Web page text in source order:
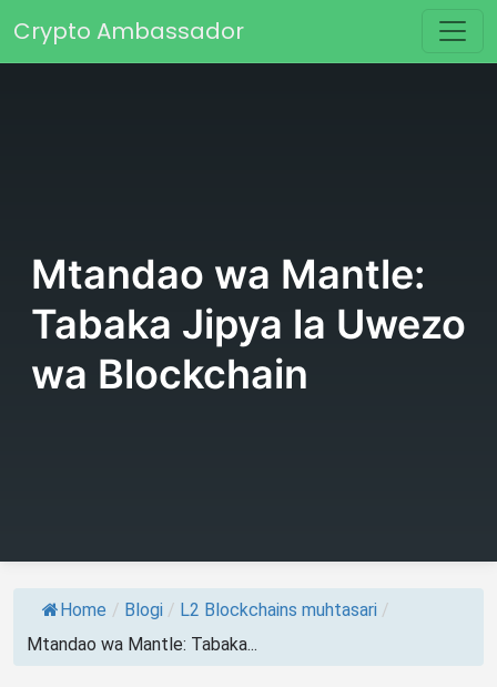
Main Navigation
Crypto Ambassador
Mtandao wa Mantle:
Tabaka Jipya la Uwezo
wa Blockchain
Home / Blogi / L2 Blockchains muhtasari /
Mtandao wa Mantle: Tabaka...